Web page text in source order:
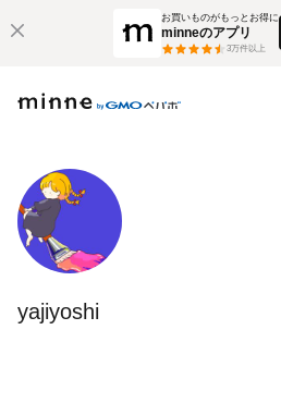
お買いものがもっとお得に
minneのアプリ
3万件以上
yajiyoshi